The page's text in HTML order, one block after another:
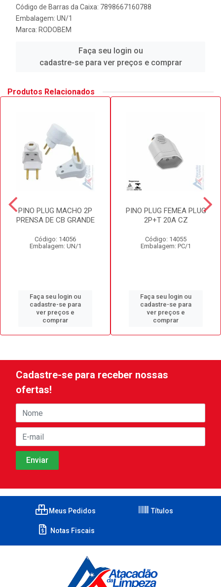
Código de Barras da Caixa: 7898667160788
Embalagem: UN/1
Marca: RODOBEM
Faça seu login ou
cadastre-se para ver preços e comprar
Produtos Relacionados
PINO PLUG MACHO 2P
PRENSA DE CB GRANDE
Código: 14056
Embalagem: UN/1
Faça seu login ou
cadastre-se para
ver preços e
comprar
PINO PLUG FEMEA PLUG
2P+T 20A CZ
Código: 14055
Embalagem: PC/1
Faça seu login ou
cadastre-se para
ver preços e
comprar
Cadastre-se para receber nossas
ofertas!
Meus Pedidos Títulos
Notas Fiscais